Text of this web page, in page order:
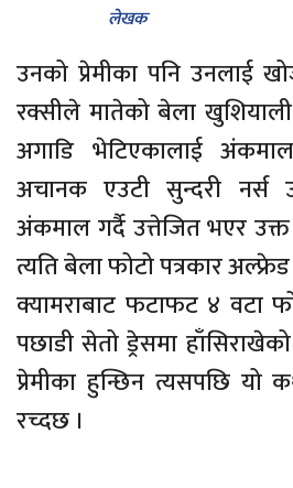
लेखक
उनको प्रेमीका पनि उनलाई
रक्सीले मातेको बेला
अगाडि भेटिएकालाई
अचानक एउटी सुन्दरी
अंकमाल गर्दै उत्तेजित भएर उक्त
त्यति बेला फोटो पत्रकार
क्यामराबाट फटाफट ४ वटा
पछाडी सेतो ड्रेसमा
प्रेमीका हुन्छिन त्यसपछि यो
रच्दछ ।